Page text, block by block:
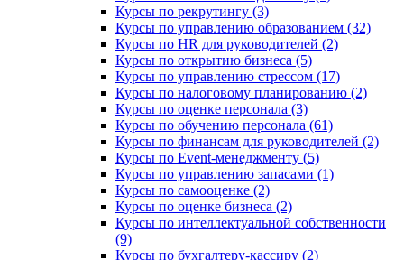
Курсы по рекрутингу (3)
Курсы по управлению образованием (32)
Курсы по HR для руководителей (2)
Курсы по открытию бизнеса (5)
Курсы по управлению стрессом (17)
Курсы по налоговому планированию (2)
Курсы по оценке персонала (3)
Курсы по обучению персонала (61)
Курсы по финансам для руководителей (2)
Курсы по Event-менеджменту (5)
Курсы по управлению запасами (1)
Курсы по самооценке (2)
Курсы по оценке бизнеса (2)
Курсы по интеллектуальной собственности
(9)
Курсы по бухгалтеру-кассиру (2)